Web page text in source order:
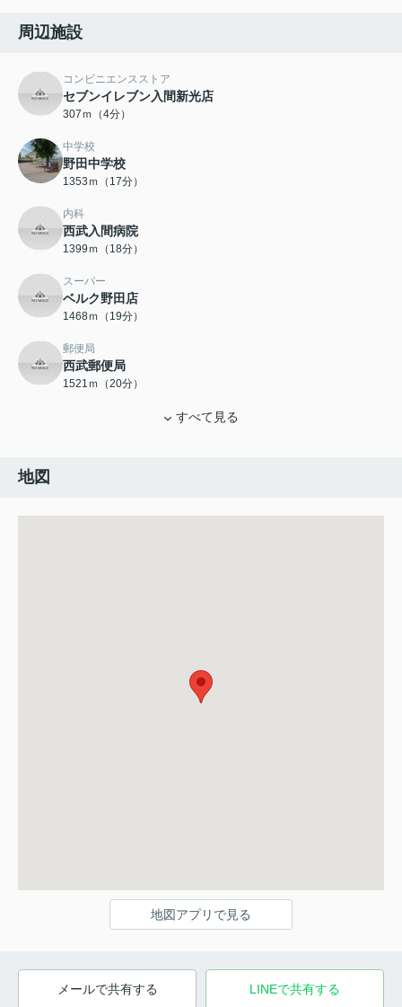
周辺施設
コンビニエンスストア
セブンイレブン入間新光店
307ｍ（4分）
中学校
野田中学校
1353ｍ（17分）
内科
西武入間病院
1399ｍ（18分）
スーパー
ベルク野田店
1468ｍ（19分）
郵便局
西武郵便局
1521ｍ（20分）
すべて見る
地図
地図アプリで見る
メールで共有する LINEで共有する